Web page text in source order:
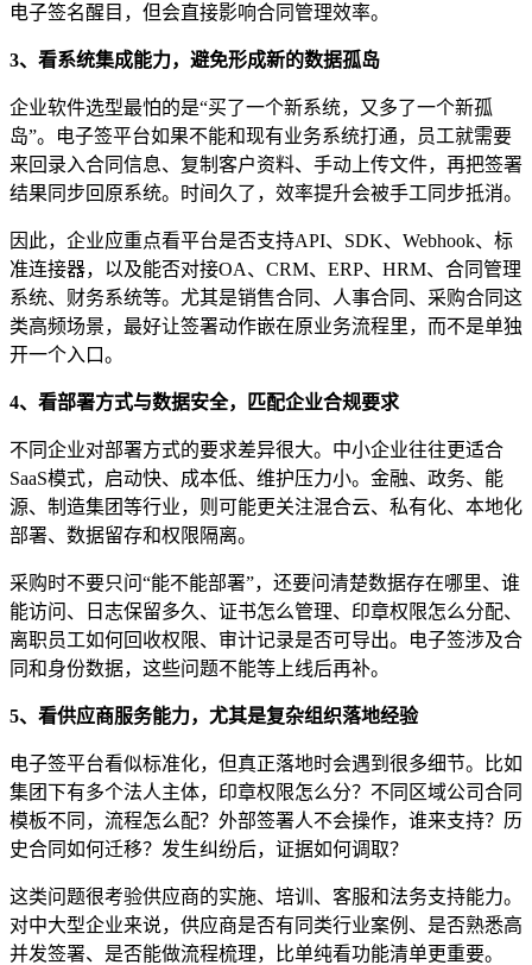
电子签名醒目，但会直接影响合同管理效率。
3、看系统集成能力，避免形成新的数据孤岛
企业软件选型最怕的是“买了一个新系统，又多了一个新孤
岛”。电子签平台如果不能和现有业务系统打通，员工就需要
来回录入合同信息、复制客户资料、手动上传文件，再把签署
结果同步回原系统。时间久了，效率提升会被手工同步抵消。
因此，企业应重点看平台是否支持API、SDK、Webhook、标
准连接器，以及能否对接OA、CRM、ERP、HRM、合同管理
系统、财务系统等。尤其是销售合同、人事合同、采购合同这
类高频场景，最好让签署动作嵌在原业务流程里，而不是单独
开一个入口。
4、看部署方式与数据安全，匹配企业合规要求
不同企业对部署方式的要求差异很大。中小企业往往更适合
SaaS模式，启动快、成本低、维护压力小。金融、政务、能
源、制造集团等行业，则可能更关注混合云、私有化、本地化
部署、数据留存和权限隔离。
采购时不要只问“能不能部署”，还要问清楚数据存在哪里、谁
能访问、日志保留多久、证书怎么管理、印章权限怎么分配、
离职员工如何回收权限、审计记录是否可导出。电子签涉及合
同和身份数据，这些问题不能等上线后再补。
5、看供应商服务能力，尤其是复杂组织落地经验
电子签平台看似标准化，但真正落地时会遇到很多细节。比如
集团下有多个法人主体，印章权限怎么分？不同区域公司合同
模板不同，流程怎么配？外部签署人不会操作，谁来支持？历
史合同如何迁移？发生纠纷后，证据如何调取？
这类问题很考验供应商的实施、培训、客服和法务支持能力。
对中大型企业来说，供应商是否有同类行业案例、是否熟悉高
并发签署、是否能做流程梳理，比单纯看功能清单更重要。